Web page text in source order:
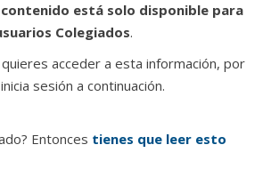
está solo disponible para
Colegiados.
acceder a esta información, por
sesión a continuación.
Entonces tienes que leer esto